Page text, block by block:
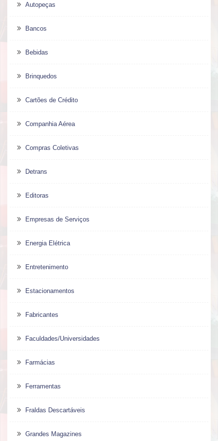
Autopeças
Bancos
Bebidas
Brinquedos
Cartões de Crédito
Companhia Aérea
Compras Coletivas
Detrans
Editoras
Empresas de Serviços
Energia Elétrica
Entretenimento
Estacionamentos
Fabricantes
Faculdades/Universidades
Farmácias
Ferramentas
Fraldas Descartáveis
Grandes Magazines